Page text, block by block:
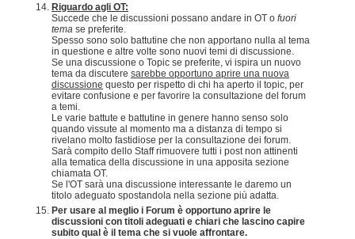
Riguardo agli OT:
Succede che le discussioni possano andare in OT o fuori
tema se preferite.
Spesso sono solo battutine che non apportano nulla al tema
in questione e altre volte sono nuovi temi di discussione.
Se una discussione o Topic se preferite, vi ispira un nuovo
tema da discutere sarebbe opportuno aprire una nuova
discussione questo per rispetto di chi ha aperto il topic, per
evitare confusione e per favorire la consultazione del forum
a temi.
Le varie battute e battutine in genere hanno senso solo
quando vissute al momento ma a distanza di tempo si
rivelano molto fastidiose per la consultazione dei forum.
Sarà compito dello Staff rimuovere tutti i post non attinenti
alla tematica della discussione in una apposita sezione
chiamata OT.
Se l'OT sarà una discussione interessante le daremo un
titolo adeguato spostandola nella sezione più adatta.
Per usare al meglio i Forum è opportuno aprire le
discussioni con titoli adeguati e chiari che lascino capire
subito qual è il tema che si vuole affrontare.